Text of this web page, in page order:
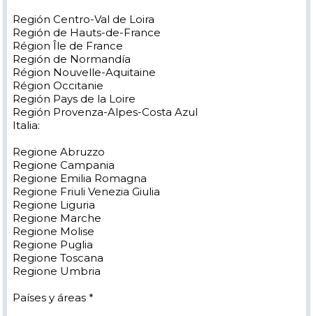
Región Centro-Val de Loira
Región de Hauts-de-France
Région Île de France
Región de Normandía
Région Nouvelle-Aquitaine
Région Occitanie
Región Pays de la Loire
Región Provenza-Alpes-Costa Azul
Italia:
Regione Abruzzo
Regione Campania
Regione Emilia Romagna
Regione Friuli Venezia Giulia
Regione Liguria
Regione Marche
Regione Molise
Regione Puglia
Regione Toscana
Regione Umbria
Países y áreas *